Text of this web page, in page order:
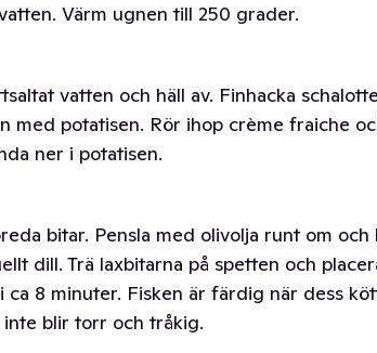
Värm ugnen till 250 grader.
vatten och häll av. Finhacka
med potatisen. Rör ihop crème fraiche
ner i potatisen.
bitar. Pensla med olivolja runt om
dill. Trä laxbitarna på spetten och
ca 8 minuter. Fisken är färdig när dess
blir torr och tråkig.